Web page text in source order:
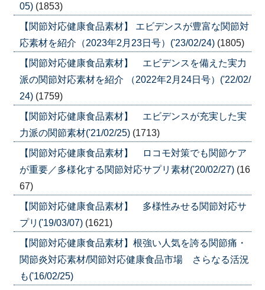
05) (1853)
【関節対応健康食品素材】 エビデンスが豊富な関節対
応素材を紹介（2023年2月23日号）('23/02/24) (1805)
【関節対応健康食品素材】 エビデンスを備えた実力
派の関節対応素材を紹介 （2022年2月24日号）('22/02/
24) (1759)
【関節対応健康食品素材】 エビデンスが充実した実
力派の関節素材('21/02/25) (1713)
【関節対応健康食品素材】 ロコモ対策でも関節ケア
が重要／多様化する関節対応サプリ素材('20/02/27) (16
67)
【関節対応健康食品素材】 多様性みせる関節対応サ
プリ('19/03/07) (1621)
【関節対応健康食品素材】根強い人気を誇る関節痛・
関節炎対応素材/関節対応健康食品市場 さらなる活況
も('16/02/25)